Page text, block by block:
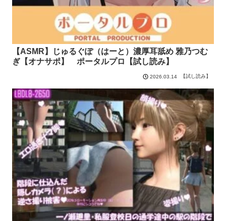
【ASMR】じゅるぐぽ（はーと）濃厚耳舐め 雅乃つむ
ぎ【オナサポ】 ポータルプロ【試し読み】
2026.03.14 【試し読み】